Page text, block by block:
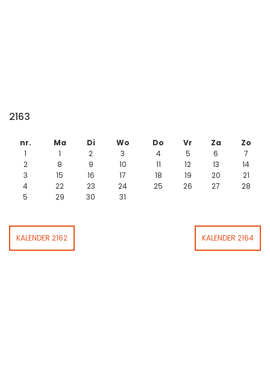
2163
nr. Ma Di Wo Do Vr Za
Zo
1
1 2 3 4 5 6
7
2
8 9 10 11 12 13
14
3
15 16 17 18 19 20
21
4
22 23 24 25 26 27
28
5
29 30 31
KALENDER 2162 KALENDER 2164